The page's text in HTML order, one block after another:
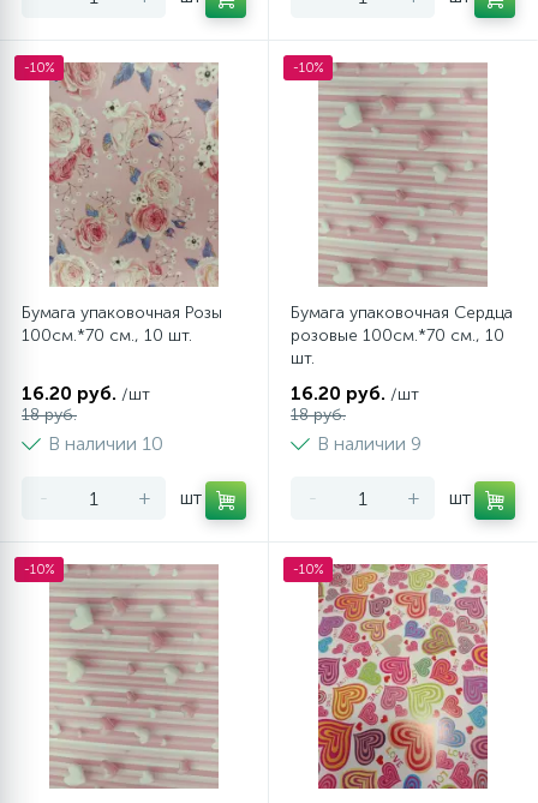
-10%
Бумага упаковочная Розы
100см.*70 см., 10 шт.
16.20 руб. /шт
18 руб.
В наличии 10
- + шт
-10%
Бумага упаковочная Сердца
розовые 100см.*70 см., 10
шт.
16.20 руб. /шт
18 руб.
В наличии 9
- + шт
-10% -10%